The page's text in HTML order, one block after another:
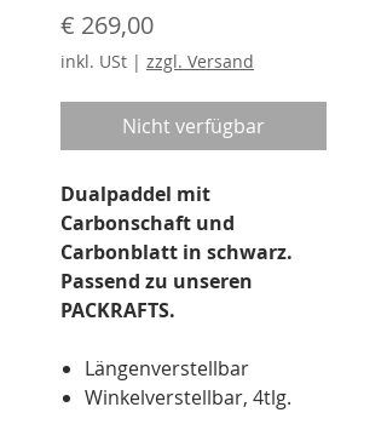
€ 269,00Preis
inkl. USt | zzgl. Versand
Nicht verfügbar
Dualpaddel mit
Carbonschaft und
Carbonblatt in schwarz.
Passend zu unseren
PACKRAFTS.
Längenverstellbar
Winkelverstellbar, 4tlg.